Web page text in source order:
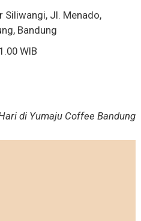
Siliwangi, Jl. Menado,
Bandung
WIB
di Yumaju Coffee Bandung